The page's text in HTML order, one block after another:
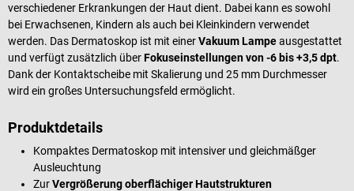
verschiedener Erkrankungen der Haut dient. Dabei kann es sowohl
bei Erwachsenen, Kindern als auch bei Kleinkindern verwendet
werden. Das Dermatoskop ist mit einerVakuum Lampeausgestattet
und verfügt zusätzlich überFokuseinstellungen von -6 bis +3,5 dpt.
Dank der Kontaktscheibe mit Skalierung und 25 mm Durchmesser
wird ein großes Untersuchungsfeld ermöglicht.
Produktdetails
Kompaktes Dermatoskop mit intensiver und gleichmäßger
Ausleuchtung
ZurVergrößerung oberflächiger Hautstrukturen